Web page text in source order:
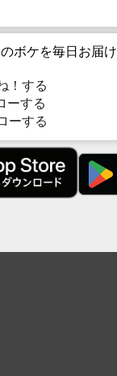
ボケを毎日お届け
！する
ーする
ーする